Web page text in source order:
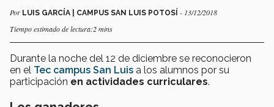
Por LUIS GARCÍA | CAMPUS SAN LUIS POTOSÍ - 13/12/2018
Tiempo estimado de lectura:2 mins
Durante la noche del 12 de diciembre se reconocieron
en el Tec campus San Luis a los alumnos por su
participación en actividades curriculares.